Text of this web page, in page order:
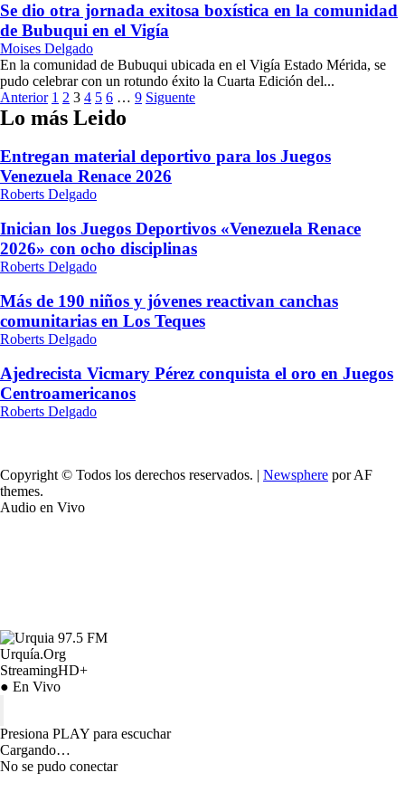
Se dio otra jornada exitosa boxística en la comunidad
de Bubuqui en el Vigía
Moises Delgado
En la comunidad de Bubuqui ubicada en el Vigía Estado Mérida, se
pudo celebrar con un rotundo éxito la Cuarta Edición del...
Paginación
de
entradas
Anterior 1 2 3 4 5 6 … 9 Siguente
Lo más Leido
Entregan material deportivo para los Juegos
Venezuela Renace 2026
Roberts Delgado
Inician los Juegos Deportivos «Venezuela Renace
2026» con ocho disciplinas
Roberts Delgado
Más de 190 niños y jóvenes reactivan canchas
comunitarias en Los Teques
Roberts Delgado
Ajedrecista Vicmary Pérez conquista el oro en Juegos
Centroamericanos
Roberts Delgado
Copyright © Todos los derechos reservados. | Newsphere por AF
themes.
Audio en Vivo
Urquía.Org
StreamingHD+
● En Vivo
Presiona PLAY para escuchar
Cargando…
No se pudo conectar